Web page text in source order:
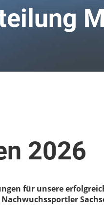
2026
für unsere